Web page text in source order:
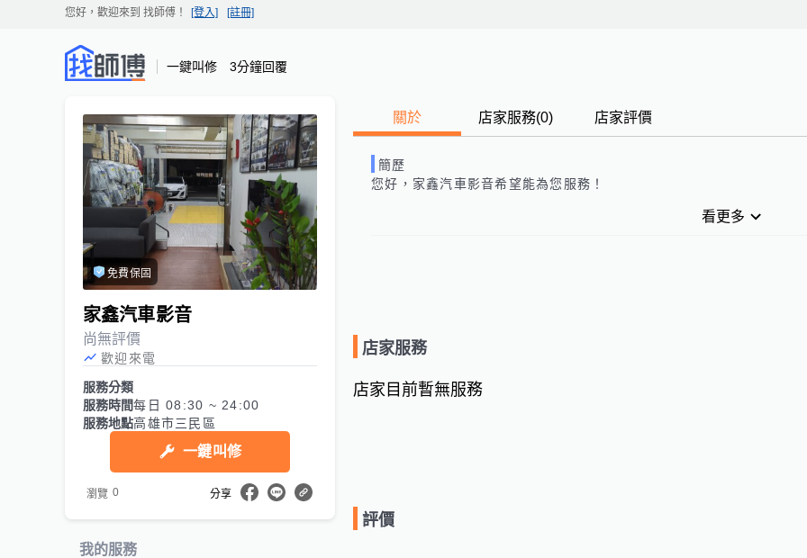
您好，歡迎來到 找師傅 ！ [登入] [註冊]
一鍵叫修 3分鐘回覆
免費保固
家鑫汽車影音
尚無評價
歡迎來電
服務分類
服務時間每日 08:30 ~ 24:00
服務地點高雄市三民區
一鍵叫修
瀏覽 0 分享
我的服務
關於 店家服務(0) 店家評價
簡歷
您好， 家鑫汽車影音希望能為您服務！
看更多
店家服務
店家目前暫無服務
評價